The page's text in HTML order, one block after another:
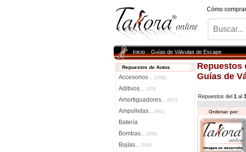
Cómo
Inicio»Guías de Válvulas de Escape
Repuestos de Autos
Accesorios... (1556)
Aditivos... (103)
Amortiguadores... (837)
Ampolletas... (441)
Batería
Bombas... (958)
Bujías... (559)
Repuestos
Guías de
Repuestos del 1 al
Ordenar por: